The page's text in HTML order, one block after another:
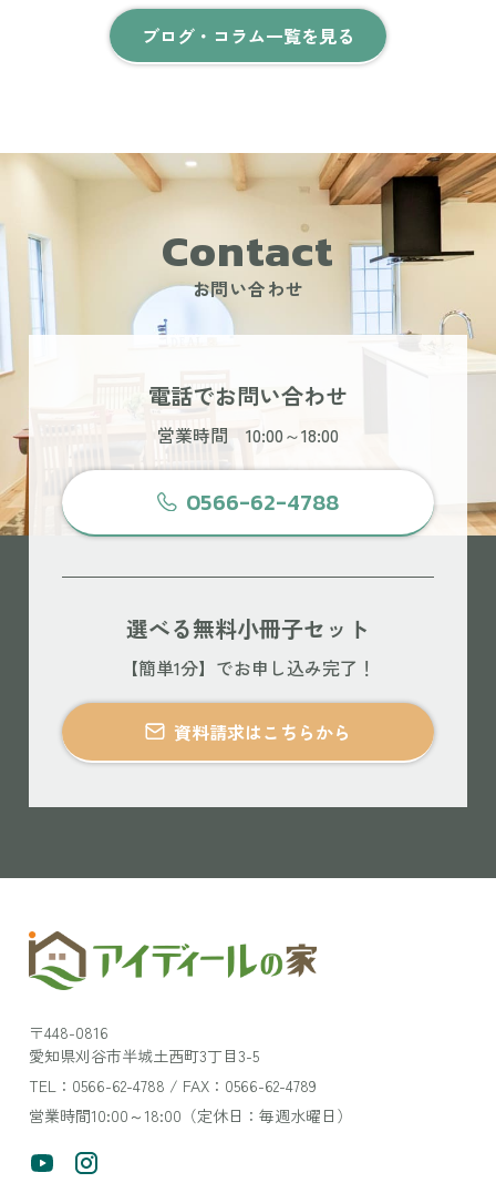
ブログ・コラム一覧を見る
Contact
お問い合わせ
電話でお問い合わせ
営業時間 10:00～18:00
0566-62-4788
選べる無料小冊子セット
【簡単1分】でお申し込み完了！
資料請求はこちらから
〒448-0816
愛知県刈谷市半城土西町3丁目3-5
TEL：0566-62-4788 / FAX：0566-62-4789
営業時間10:00～18:00（定休日：毎週水曜日）